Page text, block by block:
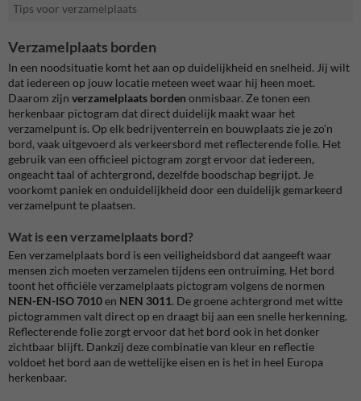
Tips voor verzamelplaats
Verzamelplaats borden
In een noodsituatie komt het aan op duidelijkheid en snelheid. Jij wilt
dat iedereen op jouw locatie meteen weet waar hij heen moet.
Daarom zijn verzamelplaats borden onmisbaar. Ze tonen een
herkenbaar pictogram dat direct duidelijk maakt waar het
verzamelpunt is. Op elk bedrijventerrein en bouwplaats zie je zo’n
bord, vaak uitgevoerd als verkeersbord met reflecterende folie. Het
gebruik van een officieel pictogram zorgt ervoor dat iedereen,
ongeacht taal of achtergrond, dezelfde boodschap begrijpt. Je
voorkomt paniek en onduidelijkheid door een duidelijk gemarkeerd
verzamelpunt te plaatsen.
Wat is een verzamelplaats bord?
Een verzamelplaats bord is een veiligheidsbord dat aangeeft waar
mensen zich moeten verzamelen tijdens een ontruiming. Het bord
toont het officiële verzamelplaats pictogram volgens de normen
NEN-EN-ISO 7010en NEN 3011. De groene achtergrond met witte
pictogrammen valt direct op en draagt bij aan een snelle herkenning.
Reflecterende folie zorgt ervoor dat het bord ook in het donker
zichtbaar blijft. Dankzij deze combinatie van kleur en reflectie
voldoet het bord aan de wettelijke eisen en is het in heel Europa
herkenbaar.